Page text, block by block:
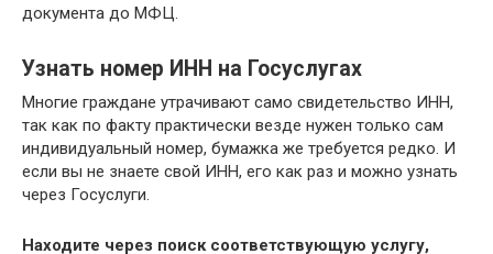
документа до МФЦ.
Узнать номер ИНН на Госуслугах
Многие граждане утрачивают само свидетельство ИНН,
так как по факту практически везде нужен только сам
индивидуальный номер, бумажка же требуется редко. И
если вы не знаете свой ИНН, его как раз и можно узнать
через Госуслуги.
Находите через поиск соответствующую услугу,